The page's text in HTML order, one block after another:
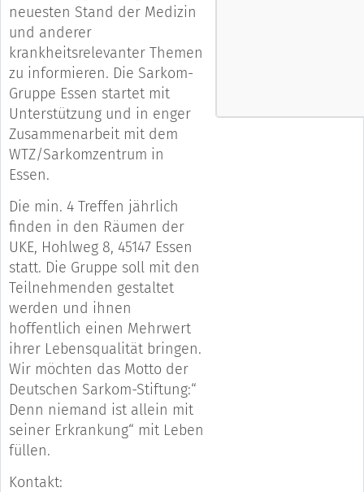
neuesten Stand der Medizin
und anderer
krankheitsrelevanter Themen
zu informieren. Die Sarkom-
Gruppe Essen startet mit
Unterstützung und in enger
Zusammenarbeit mit dem
WTZ/Sarkomzentrum in
Essen.
Die min. 4 Treffen jährlich
finden in den Räumen der
UKE, Hohlweg 8, 45147 Essen
statt. Die Gruppe soll mit den
Teilnehmenden gestaltet
werden und ihnen
hoffentlich einen Mehrwert
ihrer Lebensqualität bringen.
Wir möchten das Motto der
Deutschen Sarkom-Stiftung:“
Denn niemand ist allein mit
seiner Erkrankung“ mit Leben
füllen.
Kontakt: